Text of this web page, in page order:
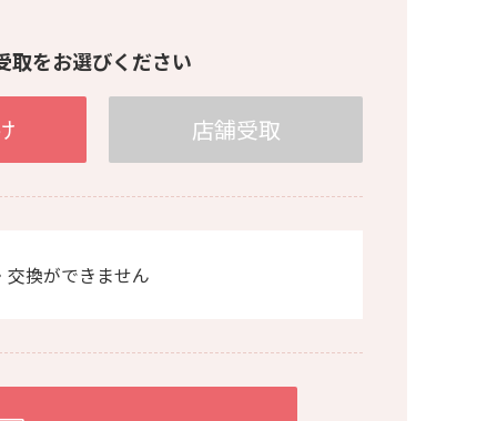
取をお選びください
店舗受取
交換ができません